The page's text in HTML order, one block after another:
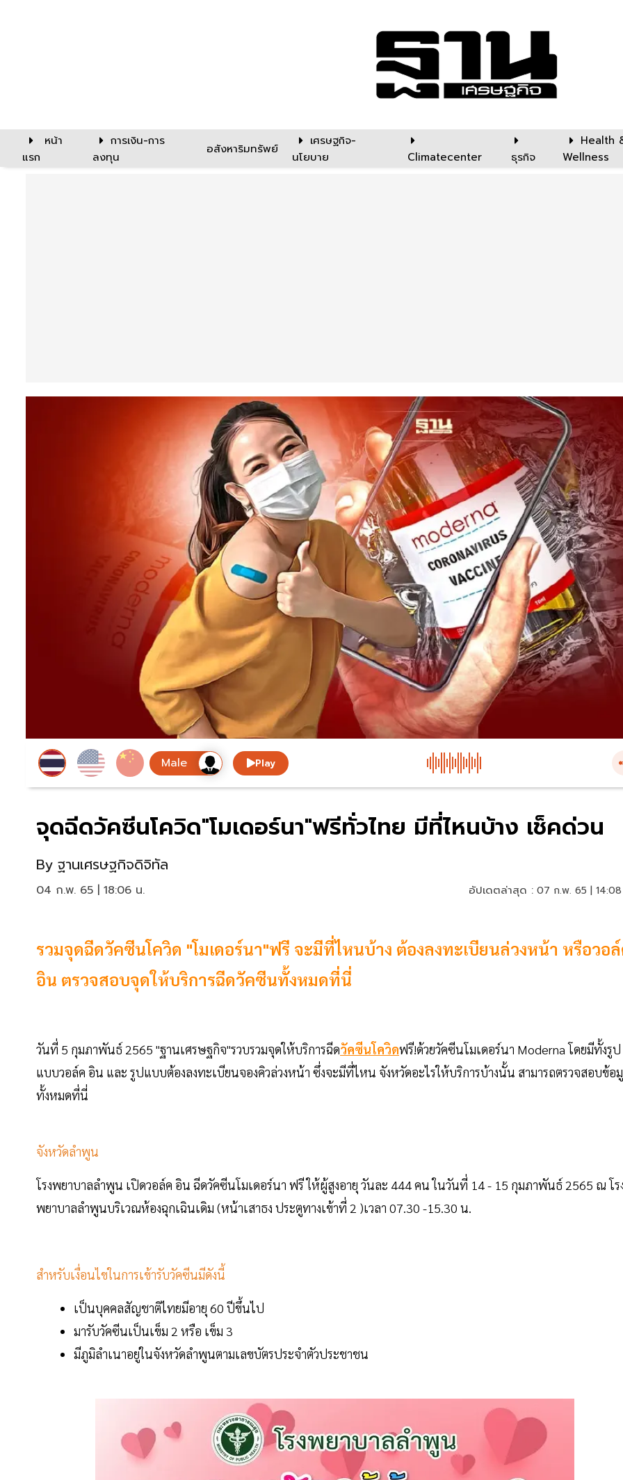
หน้า
แรก
การเงิน-การ
ลงทุน
อสังหาริมทรัพย์
เศรษฐกิจ-
นโยบาย
Climatecenter ธุรกิจ
Health
Wellness
Play
จุดฉีดวัคซีนโควิด"โมเดอร์นา"ฟรีทั่วไทย มีที่ไหนบ้าง เช็คด่วน
By ฐานเศรษฐกิจดิจิทัล
04 ก.พ. 65 | 18:06 น. อัปเดตล่าสุด : 07 ก.พ. 65 |
รวมจุดฉีดวัคซีนโควิด "โมเดอร์นา"ฟรี จะมีที่ไหนบ้าง ต้องลงทะเบียนล่วงหน้า หรือวอ
อิน ตรวจสอบจุดให้บริการฉีดวัคซีนทั้งหมดที่นี่
วันที่ 5 กุมภาพันธ์ 2565 "ฐานเศรษฐกิจ"รวบรวมจุดให้บริการฉีดวัคซีนโควิดฟรี!ด้วยวัคซีนโมเดอร์นา Moderna โดยมีทั้งรูป
แบบวอล์ค อิน และ รูปแบบต้องลงทะเบียนจองคิวล่วงหน้า ซึ่งจะมีที่ไหน จังหวัดอะไรให้บริการบ้างนั้น สามารถตรวจสอบข้อ
ทั้งหมดที่นี่
จังหวัดลำพูน
โรงพยาบาลลำพูน เปิดวอล์ค อิน ฉีดวัคซีนโมเดอร์นา ฟรี ให้ผู้สูงอายุ วันละ 444 คน ในวันที่ 14 - 15 กุมภาพันธ์ 2565 ณ โร
พยาบาลลำพูนบริเวณห้องฉุกเฉินเดิม (หน้าเสาธง ประตูทางเข้าที่ 2 )เวลา 07.30 -15.30 น.
สำหรับเงื่อนไขในการเข้ารับวัคซีนมีดังนี้
เป็นบุคคลสัญชาติไทยมีอายุ 60 ปีขึ้นไป
มารับวัคซีนเป็นเข็ม 2 หรือ เข็ม 3
มีภูมิลำเนาอยู่ในจังหวัดลำพูนตามเลขบัตรประจำตัวประชาชน